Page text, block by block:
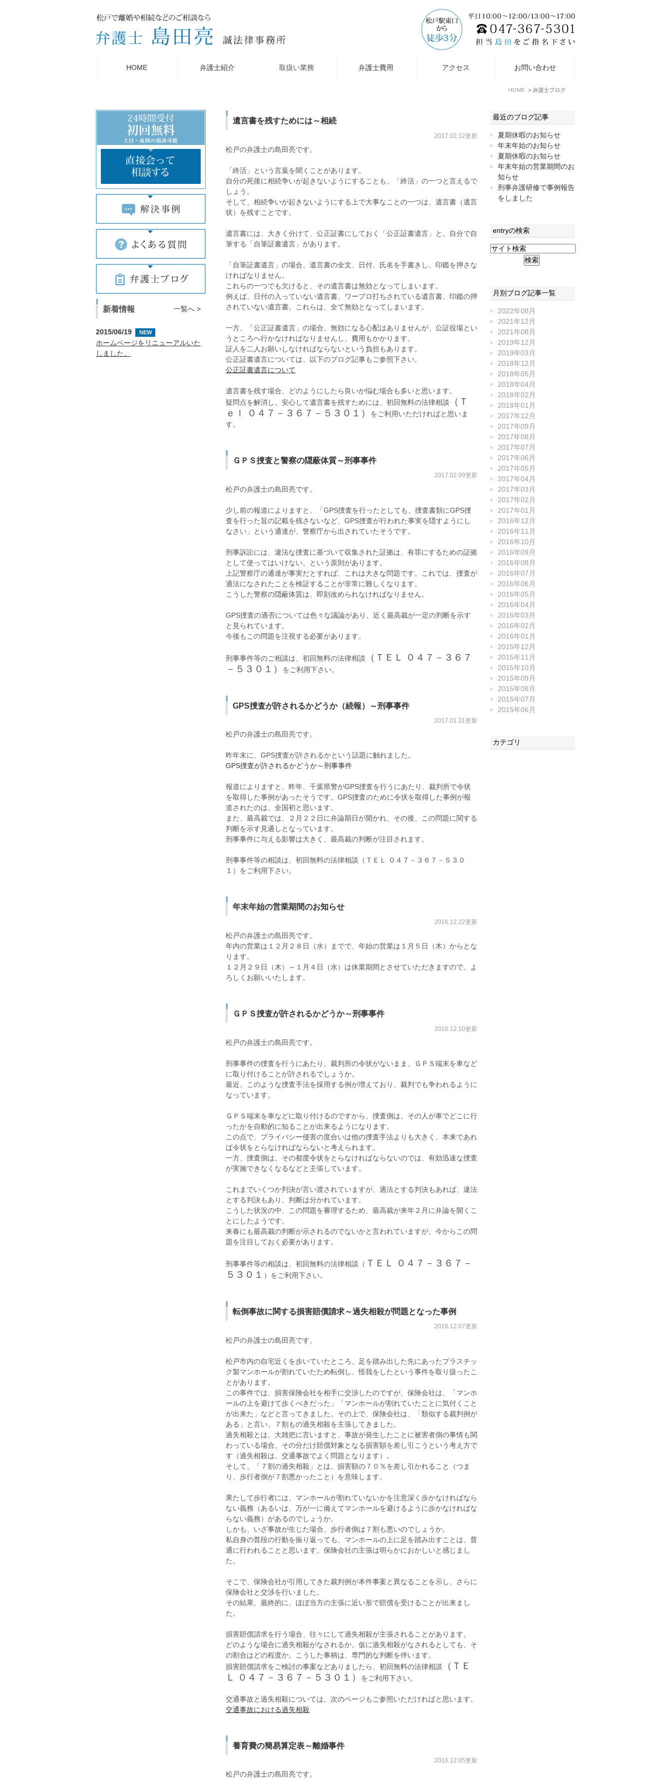
HOME 弁護士紹介 取扱い業務 弁護士費用 アクセス お問い合わせ
HOME 弁護士ブログ
遺言書を残すためには～相続
2017.02.12更新
松戸の弁護士の島田亮です。
「終活」という言葉を聞くことがあります。
自分の死後に相続争いが起きないようにすることも、「終活」の一つと言えるで
しょう。
そして、相続争いが起きないようにする上で大事なことの一つは、遺言書（遺言
状）を残すことです。
遺言書には、大きく分けて、公正証書にしておく「公正証書遺言」と、自分で自
筆する「自筆証書遺言」があります。
「自筆証書遺言」の場合、遺言書の全文、日付、氏名を手書きし、印鑑を押さな
ければなりません。
これらの一つでも欠けると、その遺言書は無効となってしまいます。
例えば、日付の入っていない遺言書、ワープロ打ちされている遺言書、印鑑の押
されていない遺言書。これらは、全て無効となってしまいます。
一方、「公正証書遺言」の場合、無効になる心配はありませんが、公証役場とい
うところへ行かなければなりませんし、費用もかかります。
証人を二人お願いしなければならないという負担もあります。
公正証書遺言については、以下のブログ記事もご参照下さい。
公正証書遺言について
遺言書を残す場合、どのようにしたら良いか悩む場合も多いと思います。
疑問点を解消し、安心して遺言書を残すためには、初回無料の法律相談
（Ｔ
ｅｌ ０４７－３６７－５３０１）
をご利用いただければと思いま
す。
ＧＰＳ捜査と警察の隠蔽体質～刑事事件
2017.02.09更新
松戸の弁護士の島田亮です。
少し前の報道によりますと、「GPS捜査を行ったとしても、捜査書類にGPS捜
査を行った旨の記載を残さないなど、GPS捜査が行われた事実を隠すようにし
なさい」という通達が、警察庁から出されていたそうです。
刑事訴訟には、違法な捜査に基づいて収集された証拠は、有罪にするための証拠
として使ってはいけない、という原則があります。
上記警察庁の通達が事実だとすれば、これは大きな問題です。これでは、捜査が
適法になされたことを検証することが非常に難しくなります。
こうした警察の隠蔽体質は、即刻改められなければなりません。
GPS捜査の適否については色々な議論があり、近く最高裁が一定の判断を示す
と見られています。
今後もこの問題を注視する必要があります。
刑事事件等のご相談は、初回無料の法律相談
（ＴＥＬ ０４７－３６７
－５３０１）
をご利用下さい。
GPS捜査が許されるかどうか（続報）～刑事事件
2017.01.31更新
松戸の弁護士の島田亮です。
昨年末に、GPS捜査が許されるかという話題に触れました。
GPS捜査が許されるかどうか～刑事事件
報道によりますと、昨年、千葉県警がGPS捜査を行うにあたり、裁判所で令状
を取得した事例があったそうです。GPS捜査のために令状を取得した事例が報
道されたのは、全国初と思います。
また、最高裁では、２月２２日に弁論期日が開かれ、その後、この問題に関する
判断を示す見通しとなっています。
刑事事件に与える影響は大きく、最高裁の判断が注目されます。
刑事事件等の相談は、初回無料の法律相談（ＴＥＬ ０４７－３６７－５３０
１）をご利用下さい。
年末年始の営業期間のお知らせ
2016.12.22更新
松戸の弁護士の島田亮です。
年内の営業は１２月２８日（水）までで、年始の営業は１月５日（木）からとな
ります。
１２月２９日（木）～１月４日（水）は休業期間とさせていただきますので、よ
ろしくお願いいたします。
ＧＰＳ捜査が許されるかどうか～刑事事件
2016.12.10更新
松戸の弁護士の島田亮です。
刑事事件の捜査を行うにあたり、裁判所の令状がないまま、ＧＰＳ端末を車など
に取り付けることが許されるでしょうか。
最近、このような捜査手法を採用する例が増えており、裁判でも争われるように
なっています。
ＧＰＳ端末を車などに取り付けるのですから、捜査側は、その人が車でどこに行
ったかを自動的に知ることが出来るようになります。
この点で、プライバシー侵害の度合いは他の捜査手法よりも大きく、本来であれ
ば令状をとらなければならないと考えられます。
一方、捜査側は、その都度令状をとらなければならないのでは、有効迅速な捜査
が実施できなくなるなどと主張しています。
これまでいくつか判決が言い渡されていますが、適法とする判決もあれば、違法
とする判決もあり、判断は分かれています。
こうした状況の中、この問題を審理するため、最高裁が来年２月に弁論を開くこ
とにしたようです。
来春にも最高裁の判断が示されるのでないかと言われていますが、今からこの問
題を注目しておく必要があります。
刑事事件等の相談は、初回無料の法律相談（ ＴＥＬ ０４７－３６７－
５３０１ ）をご利用下さい。
転倒事故に関する損害賠償請求～過失相殺が問題となった事例
2016.12.07更新
松戸の弁護士の島田亮です。
松戸市内の自宅近くを歩いていたところ、足を踏み出した先にあったプラスチッ
ク製マンホールが割れていたため転倒し、怪我をしたという事件を取り扱ったこ
とがあります。
この事件では、損害保険会社を相手に交渉したのですが、保険会社は、「マンホ
ールの上を避けて歩くべきだった」「マンホールが割れていたことに気付くこと
が出来た」などと言ってきました。その上で、保険会社は、「類似する裁判例が
ある」と言い、７割もの過失相殺を主張してきました。
過失相殺とは、大雑把に言いますと、事故が発生したことに被害者側の事情も関
わっている場合、その分だけ賠償対象となる損害額を差し引こうという考え方で
す（過失相殺は、交通事故でよく問題となります）。
そして、「７割の過失相殺」とは、損害額の７０％を差し引かれること（つま
り、歩行者側が７割悪かったこと）を意味します。
果たして歩行者には、マンホールが割れていないかを注意深く歩かなければなら
ない義務（あるいは、万が一に備えてマンホールを避けるように歩かなければな
らない義務）があるのでしょうか。
しかも、いざ事故が生じた場合、歩行者側は７割も悪いのでしょうか。
私自身の普段の行動を振り返っても、マンホールの上に足を踏み出すことは、普
通に行われることと思います。保険会社の主張は明らかにおかしいと感じまし
た。
そこで、保険会社が引用してきた裁判例が本件事案と異なることを示し、さらに
保険会社と交渉を行いました。
その結果、最終的に、ほぼ当方の主張に近い形で賠償を受けることが出来まし
た。
損害賠償請求を行う場合、往々にして過失相殺が主張されることがあります。
どのような場合に過失相殺がなされるか。仮に過失相殺がなされるとしても、そ
の割合はどの程度か。こうした事柄は、専門的な判断を伴います。
損害賠償請求をご検討の事案などありましたら、初回無料の法律相談
（ＴＥ
Ｌ ０４７－３６７－５３０１）
をご利用下さい。
交通事故と過失相殺については、次のページもご参照いただければと思います。
交通事故における過失相殺
養育費の簡易算定表～離婚事件
2016.12.05更新
松戸の弁護士の島田亮です。
最近のブログ記事
夏期休暇のお知らせ
年末年始のお知らせ
夏期休暇のお知らせ
年末年始の営業期間のお
知らせ
刑事弁護研修で事例報告
をしました
entryの検索
月別ブログ記事一覧
2022年08月
2021年12月
2021年08月
2019年12月
2019年03月
2018年12月
2018年05月
2018年04月
2018年02月
2018年01月
2017年12月
2017年09月
2017年08月
2017年07月
2017年06月
2017年05月
2017年04月
2017年03月
2017年02月
2017年01月
2016年12月
2016年11月
2016年10月
2016年09月
2016年08月
2016年07月
2016年06月
2016年05月
2016年04月
2016年03月
2016年02月
2016年01月
2015年12月
2015年11月
2015年10月
2015年09月
2015年08月
2015年07月
2015年06月
カテゴリ
新着情報 一覧へ >
2015/06/19 NEW
ホームページをリニューアルいた
しました。